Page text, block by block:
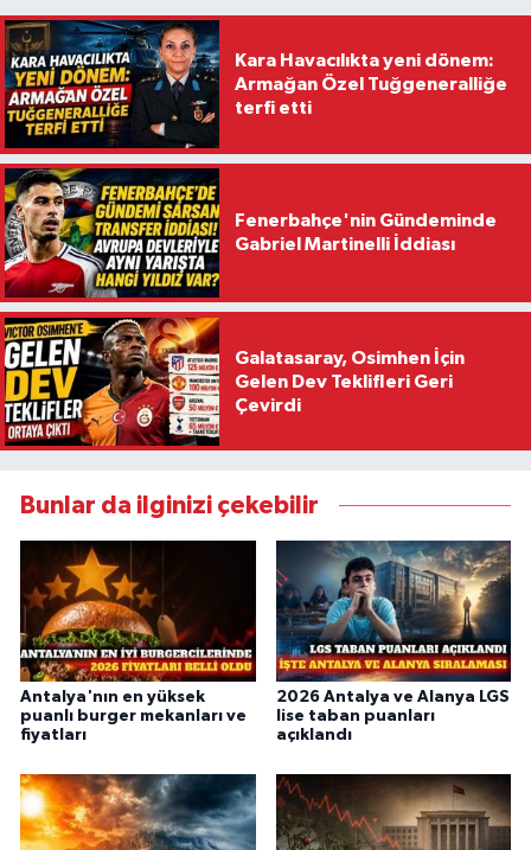
Kara Havacılıkta yeni dönem:
Armağan Özel Tuğgeneralliğe
terfi etti
Fenerbahçe'nin Gündeminde
Gabriel Martinelli İddiası
Galatasaray, Osimhen İçin
Gelen Dev Teklifleri Geri
Çevirdi
Bunlar da ilginizi çekebilir
Antalya'nın en yüksek
puanlı burger mekanları ve
fiyatları
2026 Antalya ve Alanya LGS
lise taban puanları
açıklandı